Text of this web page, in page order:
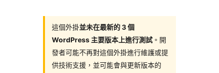
這個外掛並未在最新的 3 個
WordPress 主要版本上進行測試 。開
發者可能不再對這個外掛進行維護或提
供技術支援，並可能會與更新版本的